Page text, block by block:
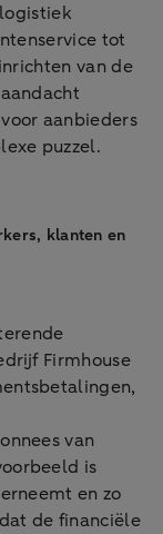
tot
van de
aanbieders
puzzel.
klanten en
Firmhouse
van
is
en zo
de financiële